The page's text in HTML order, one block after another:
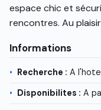
espace chic et
rencontres. Au
Informations
Recherche : A
Disponibilites : A